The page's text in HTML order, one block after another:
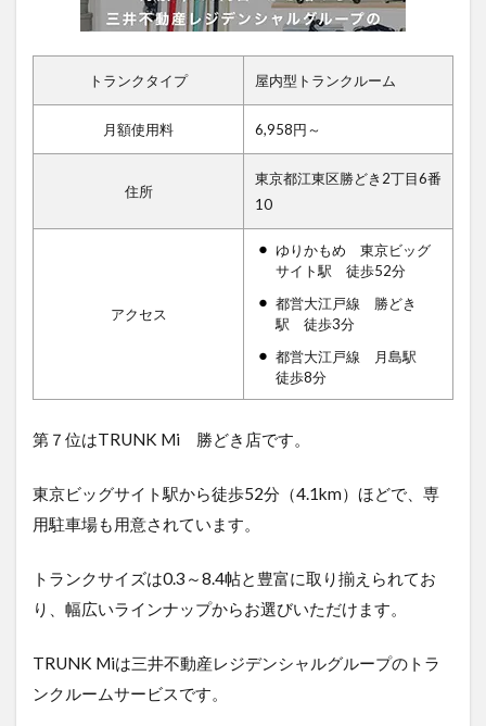
トランクタイプ 屋内型トランクルーム
月額使用料 6,958円～
住所
東京都江東区勝どき2丁目6番
10
アクセス
ゆりかもめ 東京ビッグ
サイト駅 徒歩52分
都営大江戸線 勝どき
駅 徒歩3分
都営大江戸線 月島駅
徒歩8分
第７位はTRUNK Mi 勝どき店です。
東京ビッグサイト駅から徒歩52分（4.1km）ほどで、専
用駐車場も用意されています。
トランクサイズは0.3～8.4帖と豊富に取り揃えられてお
り、幅広いラインナップからお選びいただけます。
TRUNK Miは三井不動産レジデンシャルグループのトラ
ンクルームサービスです。